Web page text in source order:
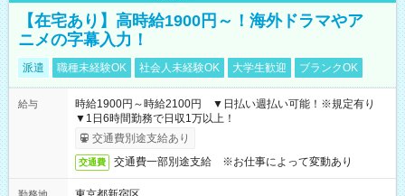
【在宅あり】高時給1900円～！海外ドラマやア
ニメの字幕入力！
派遣 職種未経験OK 社会人未経験OK 大学生歓迎 ブランクOK
給与
時給1900円～時給2100円 ▼日払い週払い可能！※規定有り
▼1日6時間勤務で日収1万以上！
交通費別途支給あり
交通費 交通費一部別途支給 ※お仕事によって変動あり